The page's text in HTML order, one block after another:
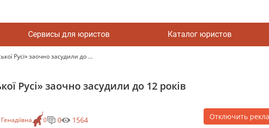
Сервисы для юристов Каталог юристов
Русі» заочно засудили до ...
Русі» заочно засудили до 12 років
0 0 1564 Отключить